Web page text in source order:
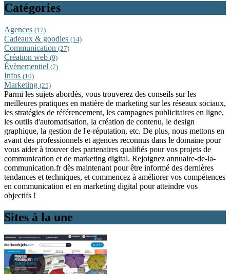
Catégories
Agences (17)
Cadeaux & goodies (14)
Communication (27)
Création web (9)
Évènementiel (7)
Infos (10)
Marketing (25)
Parmi les sujets abordés, vous trouverez des conseils sur les
meilleures pratiques en matière de marketing sur les réseaux sociaux,
les stratégies de référencement, les campagnes publicitaires en ligne,
les outils d'automatisation, la création de contenu, le design
graphique, la gestion de l'e-réputation, etc. De plus, nous mettons en
avant des professionnels et agences reconnus dans le domaine pour
vous aider à trouver des partenaires qualifiés pour vos projets de
communication et de marketing digital. Rejoignez annuaire-de-la-
communication.fr dès maintenant pour être informé des dernières
tendances et techniques, et commencez à améliorer vos compétences
en communication et en marketing digital pour atteindre vos
objectifs !
Sites à la une